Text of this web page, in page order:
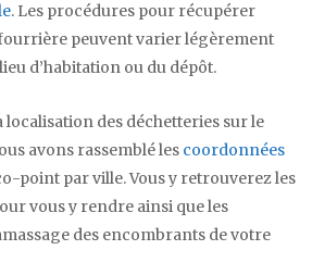
. Les procédures pour récupérer
peuvent varier légèrement
d’habitation ou du dépôt.
localisation des déchetteries sur le
avons rassemblé les coordonnées
point par ville. Vous y retrouverez les
vous y rendre ainsi que les
des encombrants de votre